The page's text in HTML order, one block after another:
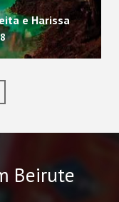
e Harissa
Beirute